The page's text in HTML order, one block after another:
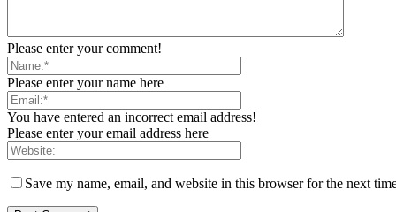
Please enter your comment!
Please enter your name here
You have entered an incorrect email address!
Please enter your email address here
Save my name, email, and website in this browser for the next